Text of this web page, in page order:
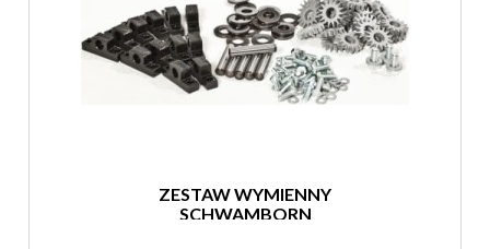
ZESTAW WYMIENNY
SCHWAMBORN